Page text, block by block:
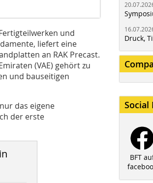
und
liefert eine
an RAK Precast.
(VAE) gehört zu
und bauseitigen
das eigene
der erste
Druck,
Social
BFT